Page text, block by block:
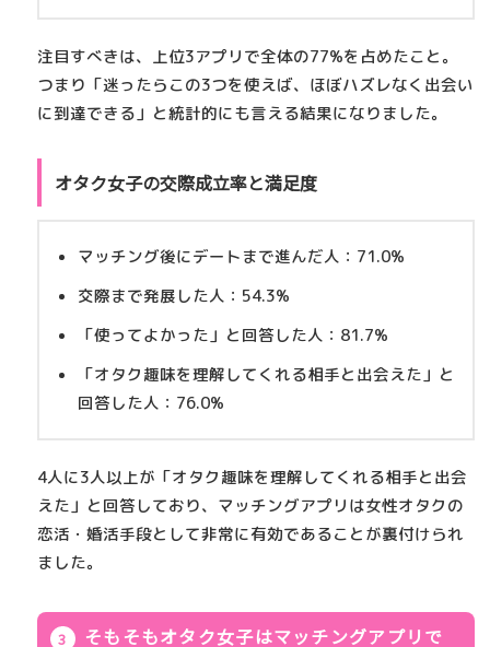
注目すべきは、 上位3アプリで全体の77%を占めたこと。
つまり「迷ったらこの3つを使えば、ほぼハズレなく出会い
に到達できる」と統計的にも言える結果になりました。
オタク女子の交際成立率と満足度
マッチング後にデートまで進んだ人： 71.0%
交際まで発展した人： 54.3%
「使ってよかった」と回答した人： 81.7%
「オタク趣味を理解してくれる相手と出会えた」と
回答した人： 76.0%
4人に3人以上が「オタク趣味を理解してくれる相手と出会
えた」と回答しており、 マッチングアプリは女性オタクの
恋活・婚活手段として非常に有効であることが裏付けられ
ました。
そもそもオタク女子はマッチングアプリで